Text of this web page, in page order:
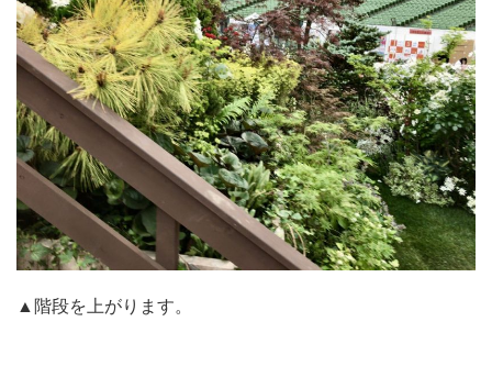
▲階段を上がります。